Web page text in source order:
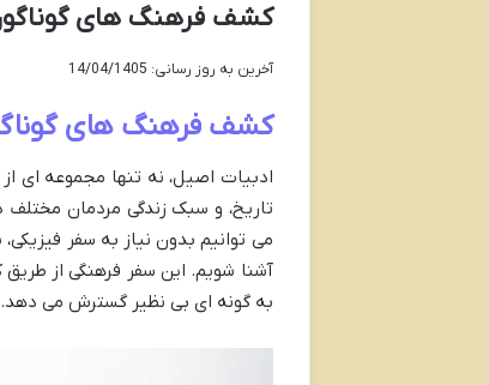
کشف فرهنگ های
آخرین به روز رسانی: 14/04/1405
کشف فرهنگ های
ادبیات اصیل، نه تنها مجموعه ای
تاریخ، و سبک زندگی مردمان
می توانیم بدون نیاز به سفر
آشنا شویم. این سفر فرهنگی از
به گونه ای بی نظیر گسترش می دهد.